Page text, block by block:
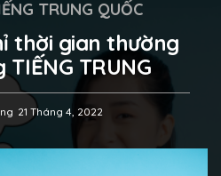
TRUNG QUỐC
thời gian thường
TRUNG
21 Tháng 4, 2022